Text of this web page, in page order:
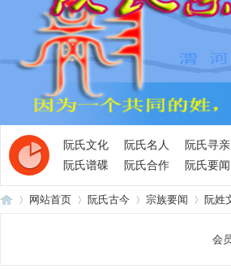
阮氏文化 阮氏名人
阮氏寻亲
阮氏谱碟
阮氏合作 阮氏要闻
网站首页 阮氏古今 宗族要闻 阮姓
会